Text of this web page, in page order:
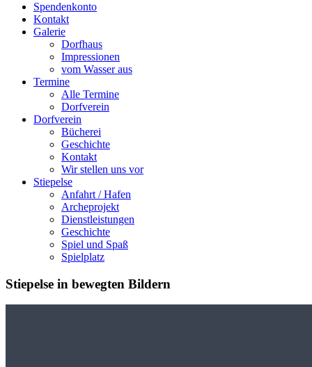
Spendenkonto
Kontakt
Galerie
Dorfhaus
Impressionen
vom Wasser aus
Termine
Alle Termine
Dorfverein
Dorfverein
Bücherei
Geschichte
Kontakt
Wir stellen uns vor
Stiepelse
Anfahrt / Hafen
Archeprojekt
Dienstleistungen
Geschichte
Spiel und Spaß
Spielplatz
Stiepelse in bewegten Bildern